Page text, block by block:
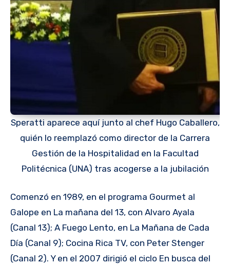
Speratti aparece aquí junto al chef Hugo Caballero,
quién lo reemplazó como director de la Carrera
Gestión de la Hospitalidad en la Facultad
Politécnica (UNA) tras acogerse a la jubilación
Comenzó en 1989, en el programa Gourmet al
Galope en La mañana del 13, con Alvaro Ayala
(Canal 13); A Fuego Lento, en La Mañana de Cada
Día (Canal 9); Cocina Rica TV, con Peter Stenger
(Canal 2). Y en el 2007 dirigió el ciclo En busca del